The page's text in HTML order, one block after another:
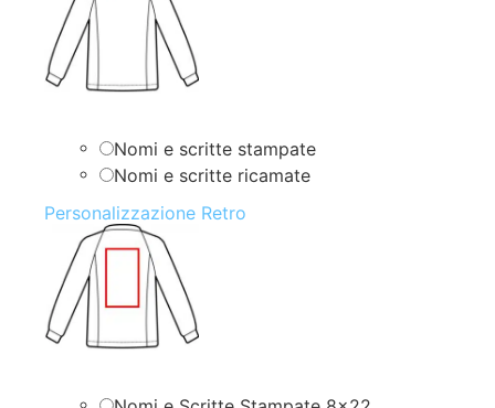
Nomi e scritte stampate
Nomi e scritte ricamate
Personalizzazione Retro